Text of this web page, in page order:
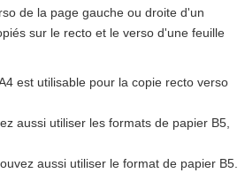
de la page gauche ou droite d'un
sur le recto et le verso d'une feuille
est utilisable pour la copie recto verso
aussi utiliser les formats de papier B5,
aussi utiliser le format de papier B5.